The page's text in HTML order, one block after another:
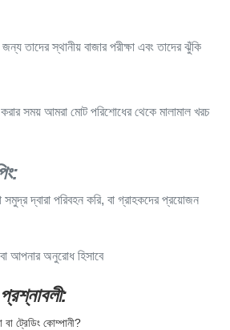
তাদের স্থানীয় বাজার পরীক্ষা এবং তাদের ঝুঁকি
সময় আমরা মোট পরিশোধের থেকে মালামাল খরচ
সমুদ্র দ্বারা পরিবহন করি, বা গ্রাহকদের প্রয়োজন
আপনার অনুরোধ হিসাবে
ট্রেডিং কোম্পানী?